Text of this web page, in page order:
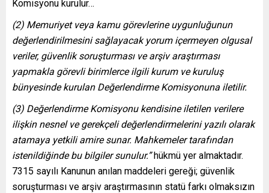
Komisyonu kurulur…
(2) Memuriyet veya kamu görevlerine uygunluğunun
değerlendirilmesini sağlayacak yorum içermeyen olgusal
veriler, güvenlik soruşturması ve arşiv araştırması
yapmakla görevli birimlerce ilgili kurum ve kuruluş
bünyesinde kurulan Değerlendirme Komisyonuna iletilir.
(3) Değerlendirme Komisyonu kendisine iletilen verilere
ilişkin nesnel ve gerekçeli değerlendirmelerini yazılı olarak
atamaya yetkili amire sunar. Mahkemeler tarafından
istenildiğinde bu bilgiler sunulur.”hükmü yer almaktadır.
7315 sayılı Kanunun anılan maddeleri gereği; güvenlik
soruşturması ve arşiv araştırmasının statü farkı olmaksızın